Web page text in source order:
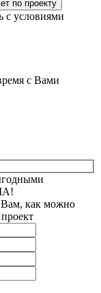
с условиями
с Вами
Вам, как можно